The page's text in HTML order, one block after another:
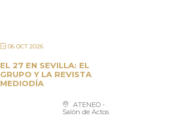
06 OCT 2026
EL 27 EN SEVILLA: EL
GRUPO Y LA REVISTA
MEDIODÍA
ATENEO -
Salón de Actos